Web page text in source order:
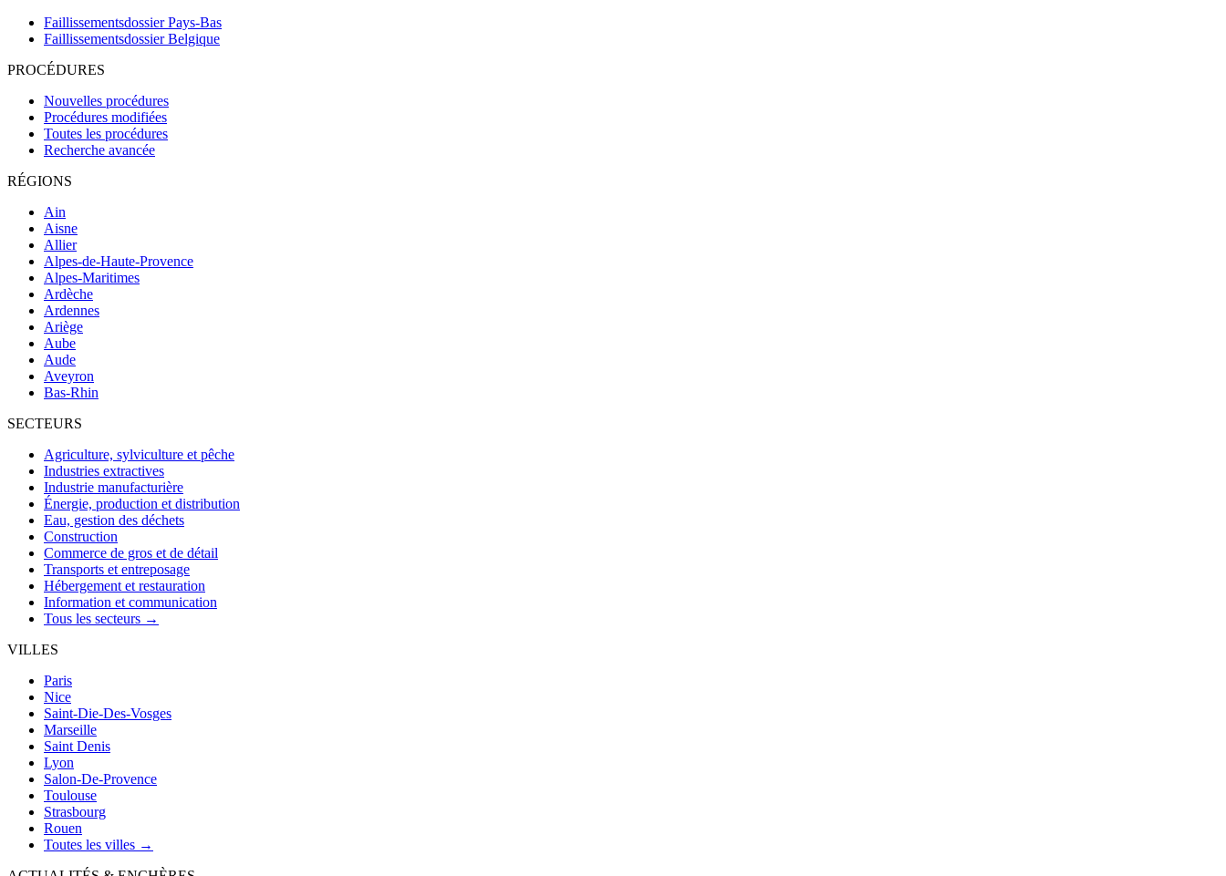
Faillissementsdossier Pays-Bas
Faillissementsdossier Belgique
PROCÉDURES
Nouvelles procédures
Procédures modifiées
Toutes les procédures
Recherche avancée
RÉGIONS
Ain
Aisne
Allier
Alpes-de-Haute-Provence
Alpes-Maritimes
Ardèche
Ardennes
Ariège
Aube
Aude
Aveyron
Bas-Rhin
SECTEURS
Agriculture, sylviculture et pêche
Industries extractives
Industrie manufacturière
Énergie, production et distribution
Eau, gestion des déchets
Construction
Commerce de gros et de détail
Transports et entreposage
Hébergement et restauration
Information et communication
Tous les secteurs →
VILLES
Paris
Nice
Saint-Die-Des-Vosges
Marseille
Saint Denis
Lyon
Salon-De-Provence
Toulouse
Strasbourg
Rouen
Toutes les villes →